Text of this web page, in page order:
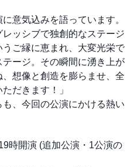
意気込みを語っています。
レッシブで独創的なステージ
ご縁に恵まれ、大変光栄で
ージ。その瞬間に湧き上が
想像と創造を膨らませ、全
だきます！」
、今回の公演にかける熱い
時開演 (追加公演・1公演の